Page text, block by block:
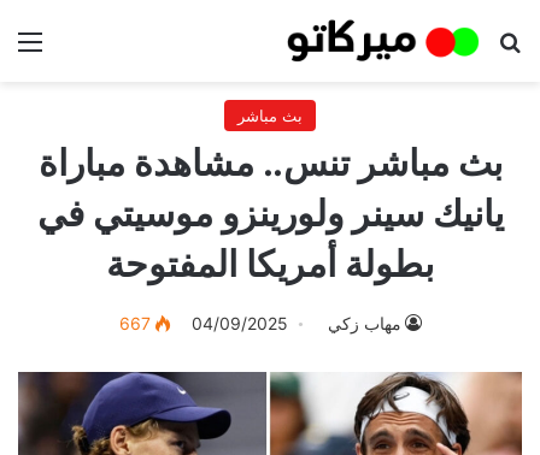
بحث عن
بث مباشر
بث مباشر تنس.. مشاهدة مباراة
يانيك سينر ولورينزو موسيتي في
بطولة أمريكا المفتوحة
مهاب زكي 04/09/2025
667